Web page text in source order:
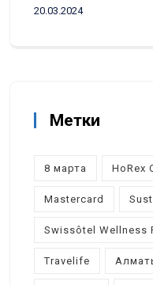
20.03.2024
Метки
8 марта HoRex
Mastercard
Swissôtel Wellness
Travelife